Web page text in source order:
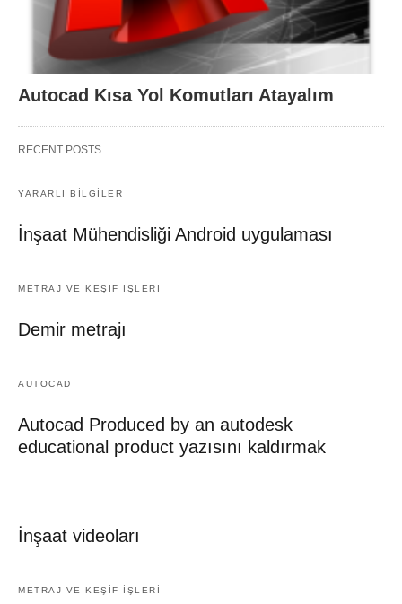
Autocad Kısa Yol Komutları Atayalım
RECENT POSTS
YARARLI BİLGİLER
İnşaat Mühendisliği Android uygulaması
METRAJ VE KEŞIF İŞLERI
Demir metrajı
AUTOCAD
Autocad Produced by an autodesk
educational product yazısını kaldırmak
İnşaat videoları
METRAJ VE KEŞIF İŞLERI